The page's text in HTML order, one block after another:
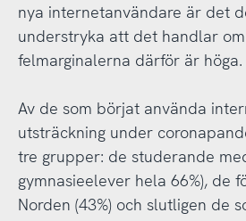
nya internetanvändare är det
understryka att det handlar
felmarginalerna därför är höga.
Av de som börjat använda
utsträckning under
tre grupper: de studerande
gymnasieelever hela 66%), de
Norden (43%) och slutligen de